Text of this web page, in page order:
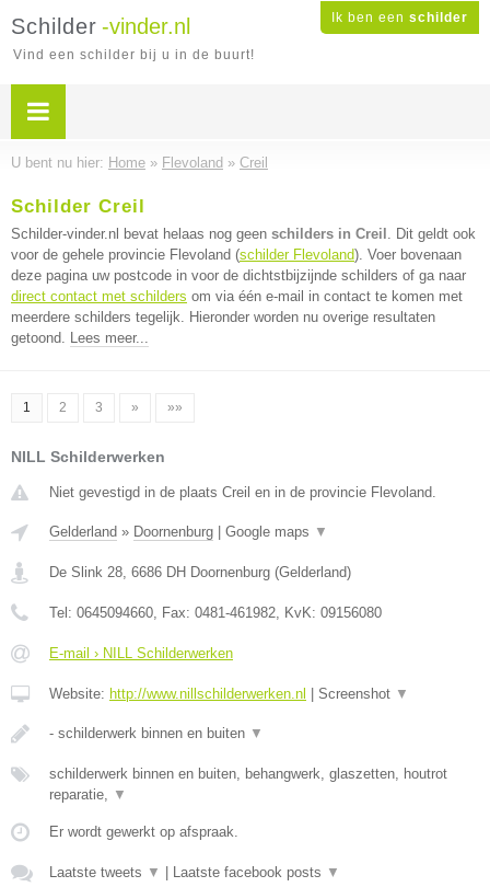
Ik ben een schilder
Schilder -vinder.nl
Vind een schilder bij u in de buurt!
U bent nu hier: Home » Flevoland » Creil
Schilder Creil
Schilder-vinder.nl bevat helaas nog geen schilders in Creil . Dit geldt ook
voor de gehele provincie Flevoland (schilder Flevoland). Voer bovenaan
deze pagina uw postcode in voor de dichtstbijzijnde schilders of ga naar
direct contact met schilders om via één e-mail in contact te komen met
meerdere schilders tegelijk. Hieronder worden nu overige resultaten
getoond. Lees meer...
1 2 3 » »»
NILL Schilderwerken
Niet gevestigd in de plaats Creil en in de provincie Flevoland.
Gelderland » Doornenburg Google maps ▼
De Slink 28, 6686 DH Doornenburg (Gelderland)
Tel: 0645094660, Fax: 0481-461982, KvK: 09156080
E-mail › NILL Schilderwerken
Website: http://www.nillschilderwerken.nl Screenshot ▼
- schilderwerk binnen en buiten ▼
schilderwerk binnen en buiten, behangwerk, glaszetten, houtrot
reparatie, ▼
Er wordt gewerkt op afspraak.
Laatste tweets ▼ Laatste facebook posts ▼